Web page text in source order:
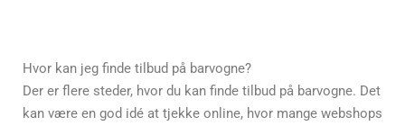
Hvor kan jeg finde tilbud på barvogne?
Der er flere steder, hvor du kan finde tilbud på barvogne. Det
kan være en god idé at tjekke online, hvor mange webshops